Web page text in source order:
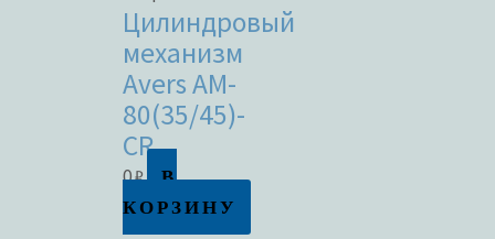
Цилиндровый
механизм
Avers AM-
80(35/45)-
CR
0₽
В
КОРЗИНУ